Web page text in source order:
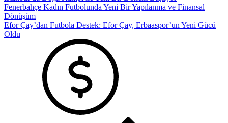
Fenerbahçe Kadın Futbolunda Yeni Bir Yapılanma ve Finansal
Dönüşüm
Efor Çay’dan Futbola Destek: Efor Çay, Erbaaspor’un Yeni Gücü
Oldu